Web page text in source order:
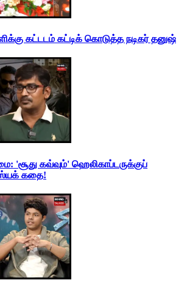
கட்டடம் கட்டிக் கொடுத்த நடிகர் தனுஷ்
'சூது கவ்வும்' ஹெலிகாப்டருக்குப்
கதை!